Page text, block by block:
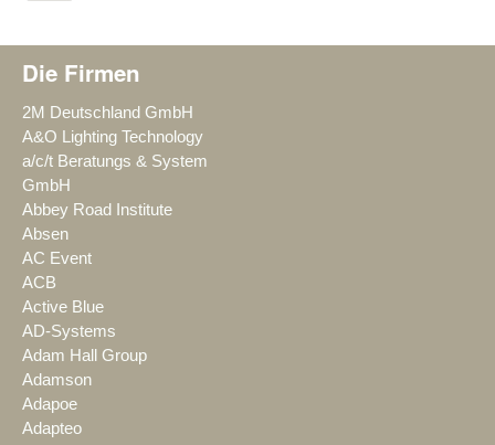
Die Firmen
2M Deutschland GmbH
A&O Lighting Technology
a/c/t Beratungs & System
GmbH
Abbey Road Institute
Absen
AC Event
ACB
Active Blue
AD-Systems
Adam Hall Group
Adamson
Adapoe
Adapteo